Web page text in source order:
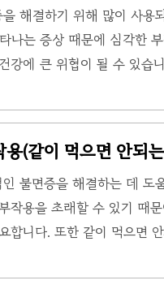
제한광감작 물질 피하기광
화를 위한 치료항히스타민
해결하기 위해 많이 사용
나는 증상 때문에 심각한
강에 큰 위협이 될 수 있습
수 있는 증상수면유도제
지속수면유도제 과다복용 시
몽롱하고 졸음이 지속되
히 운전이나 중요한 업무
(같이 먹으면 안되
불면증을 해결하는 데 도
작용을 초래할 수 있기 때
합니다. 또한 같이 먹으면
니다. 수면유도제 부작용과